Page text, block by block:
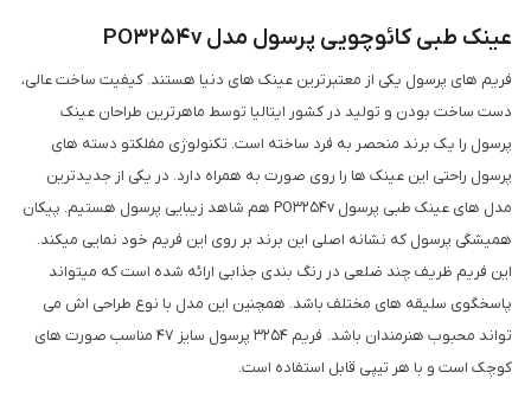
عینک طبی کائوچویی پرسول مدل PO3254v
فریم های پرسول یکی از معتبرترین عینک های دنیا هستند. کیفیت ساخت عالی،
دست ساخت بودن و تولید در کشور ایتالیا توسط ماهرترین طراحان عینک
پرسول را یک برند منحصر به فرد ساخته است. تکنولوژی مفلکتو دسته های
پرسول راحتی این عینک ها را روی صورت به همراه دارد. در یکی از جدیدترین
مدل های عینک طبی پرسول PO3254v هم شاهد زیبایی پرسول هستیم. پیکان
همیشگی پرسول که نشانه اصلی این برند بر روی این فریم خود نمایی میکند.
این فریم ظریف چند ضلعی در رنگ بندی جذابی ارائه شده است که میتواند
پاسخگوی سلیقه های مختلف باشد. همچنین این مدل با نوع طراحی اش می
تواند محبوب هنرمندان باشد. فریم 3254 پرسول سایز 47 مناسب صورت های
کوچک است و با هر تیپی قابل استفاده است.